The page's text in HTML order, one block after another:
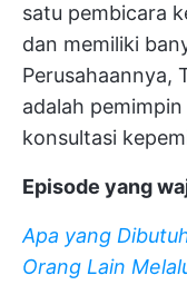
satu pembicara
dan memiliki
Perusahaannya,
adalah
konsultasi
Episode yang
Apa yang
Orang Lain